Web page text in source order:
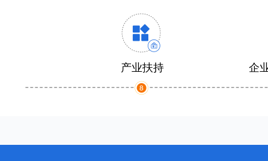
产业扶持 企